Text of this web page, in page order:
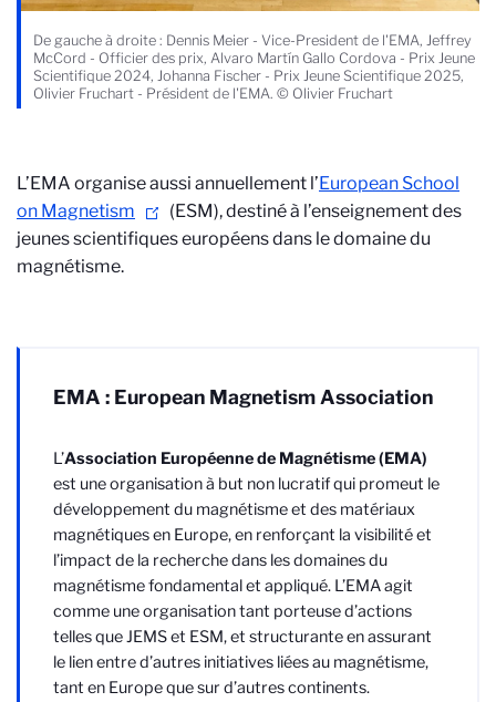
De gauche à droite : Dennis Meier - Vice-President de l'EMA, Jeffrey
McCord - Officier des prix, Alvaro Martín Gallo Cordova - Prix Jeune
Scientifique 2024, Johanna Fischer - Prix Jeune Scientifique 2025,
Olivier Fruchart - Président de l'EMA. © Olivier Fruchart
L’EMA organise aussi annuellement l’European School
on Magnetism
(ESM), destiné à l’enseignement des
jeunes scientifiques européens dans le domaine du
magnétisme.
EMA : European Magnetism Association
L’Association Européenne de Magnétisme (EMA)
est une organisation à but non lucratif qui promeut le
développement du magnétisme et des matériaux
magnétiques en Europe, en renforçant la visibilité et
l’impact de la recherche dans les domaines du
magnétisme fondamental et appliqué. L’EMA agit
comme une organisation tant porteuse d’actions
telles que JEMS et ESM, et structurante en assurant
le lien entre d’autres initiatives liées au magnétisme,
tant en Europe que sur d’autres continents.